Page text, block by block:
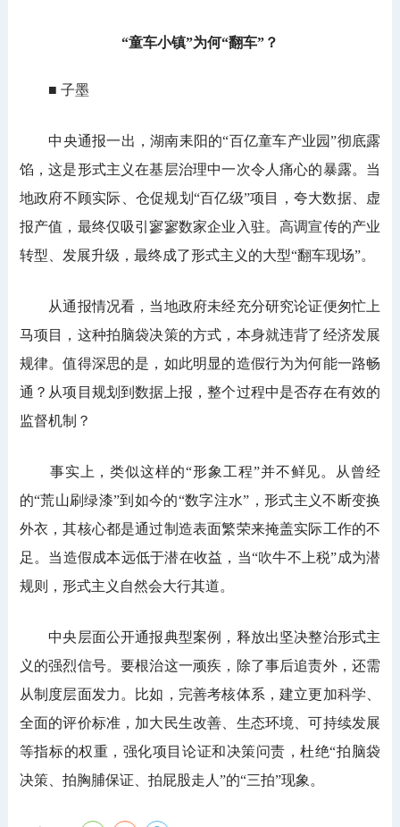
“童车小镇”为何“翻车”？
■ 子墨
中央通报一出，湖南耒阳的“百亿童车产业园”彻底露
馅，这是形式主义在基层治理中一次令人痛心的暴露。当
地政府不顾实际、仓促规划“百亿级”项目，夸大数据、虚
报产值，最终仅吸引寥寥数家企业入驻。高调宣传的产业
转型、发展升级，最终成了形式主义的大型“翻车现场”。
从通报情况看，当地政府未经充分研究论证便匆忙上
马项目，这种拍脑袋决策的方式，本身就违背了经济发展
规律。值得深思的是，如此明显的造假行为为何能一路畅
通？从项目规划到数据上报，整个过程中是否存在有效的
监督机制？
事实上，类似这样的“形象工程”并不鲜见。从曾经
的“荒山刷绿漆”到如今的“数字注水”，形式主义不断变换
外衣，其核心都是通过制造表面繁荣来掩盖实际工作的不
足。当造假成本远低于潜在收益，当“吹牛不上税”成为潜
规则，形式主义自然会大行其道。
中央层面公开通报典型案例，释放出坚决整治形式主
义的强烈信号。要根治这一顽疾，除了事后追责外，还需
从制度层面发力。比如，完善考核体系，建立更加科学、
全面的评价标准，加大民生改善、生态环境、可持续发展
等指标的权重，强化项目论证和决策问责，杜绝“拍脑袋
决策、拍胸脯保证、拍屁股走人”的“三拍”现象。